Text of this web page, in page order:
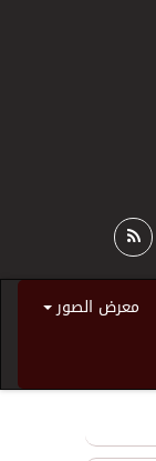
معرض الصور